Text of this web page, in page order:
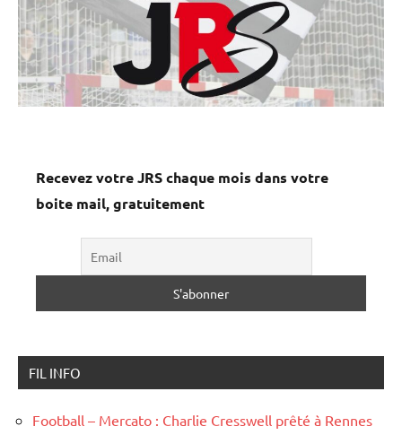
Recevez votre JRS chaque mois dans votre
boite mail, gratuitement
FIL INFO
Football – Mercato : Charlie Cresswell prêté à Rennes